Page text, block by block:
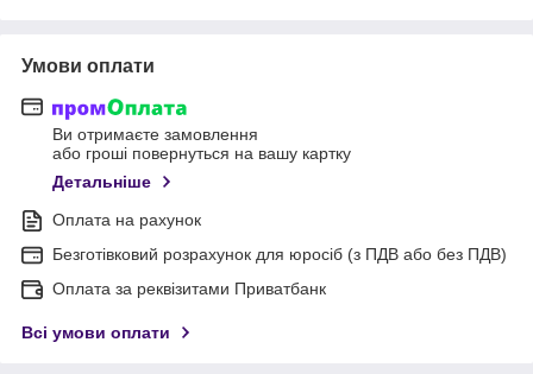
Умови оплати
Ви отримаєте замовлення
або гроші повернуться на вашу картку
Детальніше
Оплата на рахунок
Безготівковий розрахунок для юросіб (з ПДВ або без ПДВ)
Оплата за реквізитами Приватбанк
Всі умови оплати